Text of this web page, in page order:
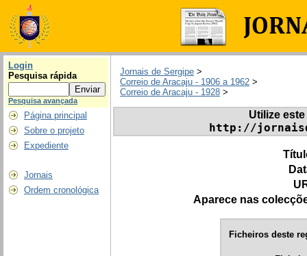
Login
Pesquisa rápida
Pesquisa avançada
Página principal
Sobre o projeto
Expediente
Jornais
Ordem cronológica
Jornais de Sergipe >
Correio de Aracaju - 1906 a 1962 >
Correio de Aracaju - 1928 >
Utilize
http://
Aparece nas
Ficheiros deste